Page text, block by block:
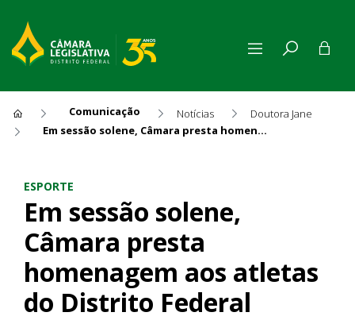
Comunicação Notícias
Doutora Jane
Em sessão solene, Câmara presta homenagem aos atletas do Distrito Federal
ESPORTE
Em sessão solene,
Câmara presta
homenagem aos atletas
do Distrito Federal